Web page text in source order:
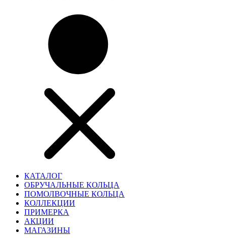
КАТАЛОГ
ОБРУЧАЛЬНЫЕ КОЛЬЦА
ПОМОЛВОЧНЫЕ КОЛЬЦА
КОЛЛЕКЦИИ
ПРИМЕРКА
АКЦИИ
МАГАЗИНЫ